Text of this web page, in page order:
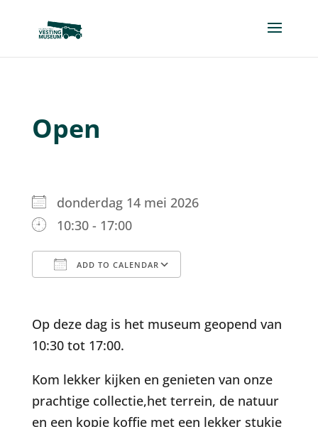
Open
donderdag 14 mei 2026
10:30 - 17:00
ADD TO CALENDAR
Op deze dag is het museum geopend van
10:30 tot 17:00.
Kom lekker kijken en genieten van onze
prachtige collectie,het terrein, de natuur
en een kopje koffie met een lekker stukje